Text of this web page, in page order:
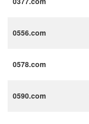
0556.com
0578.com
0590.com